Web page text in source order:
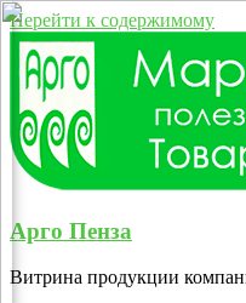
Перейти к содержимому
Арго Пенза
Витрина продукции